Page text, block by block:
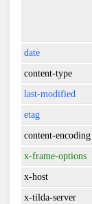
date
content-type
last-modified
etag
content-encoding
x-frame-options
x-host
x-tilda-server